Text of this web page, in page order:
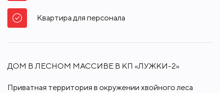
Квартира для персонала
ДОМ В ЛЕСНОМ МАССИВЕ В КП «ЛУЖКИ-2»
Приватная территория в окружении хвойного леса